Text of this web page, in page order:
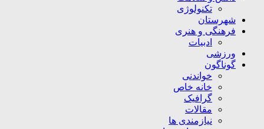
تکنولوژی
شهرستان
فرهنگی و هنری
ادبیات
ورزشی
گوناگون
خواندنی
خانه خاص
گرافیک
مقالات
نیازمندی ها